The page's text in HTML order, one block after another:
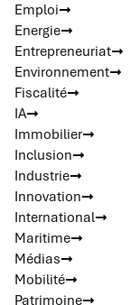
Emploi
Energie
Entrepreneuriat
Environnement
Fiscalité
IA
Immobilier
Inclusion
Industrie
Innovation
International
Maritime
Médias
Mobilité
Patrimoine